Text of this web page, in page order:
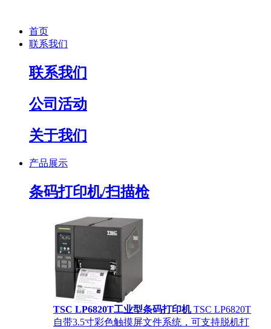
首页
联系我们
联系我们
公司活动
关于我们
产品展示
条码打印机/扫描枪
TSC LP6820T工业型条码打印机 TSC LP6820T
自带3.5寸彩色触摸屏文件系统，可支持脱机打